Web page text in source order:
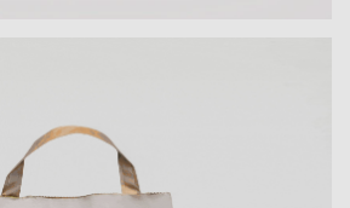
zu präsentieren und ihr
Auftritt zu verleihen.